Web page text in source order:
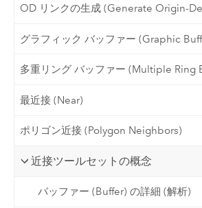
OD リンクの生成 (Generate Origin-
グラフィック バッファー (Graphic
多重リング バッファー (Multiple Ring
最近接 (Near)
ポリゴン近接 (Polygon Neighbors)
近接ツールセットの概念
バッファー (Buffer) の詳細 (解析)